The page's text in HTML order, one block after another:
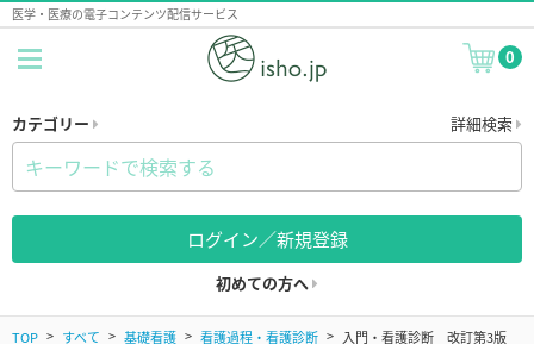
医学・医療の電子コンテンツ配信サービス
0
カテゴリー 詳細検索
ログイン／新規登録
初めての方へ
TOP すべて 基礎看護 看護過程・看護診断 入門・看護診断 改訂第3版